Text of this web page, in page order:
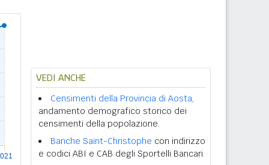
VEDI ANCHE
Censimenti della Provincia di Aosta,
andamento demografico storico dei
censimenti della popolazione.
Banche Saint-Christophe con indirizzo
e codici ABI e CAB degli Sportelli Bancari.